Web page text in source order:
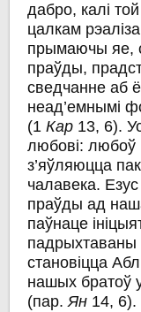
дабро, калі
цалкам
прымаючы яе,
праўды,
сведчанне аб
неад’емнымі
(1Кар 13, 6).
любові: любоў
з’яўляюцца
чалавека.
праўды ад
паўнаце
становіцца
нашых братоў
(пар.Ян 14, 6).